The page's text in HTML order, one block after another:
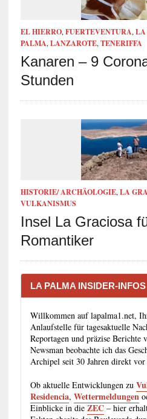
EL HIERRO, FUERTEVENTURA, LA
PALMA, LANZAROTE, TENERIFFA
Kanaren – 9
Stunden
HISTORIE/ ARCHÄOLOGIE, LA
VULKANISMUS
Insel La Graciosa
Romantiker
LA PALMA INSIDER-INFOS
Willkommen auf lapalma1.net,
Anlaufstelle für tagesaktuelle
Reportagen und präzise Berichte
Newsman beobachte ich das
Archipel seit 30 Jahren direkt
Ob aktuelle Entwicklungen zu
Residencia, Wettermeldungen
Einblicke in dieZEC– hier